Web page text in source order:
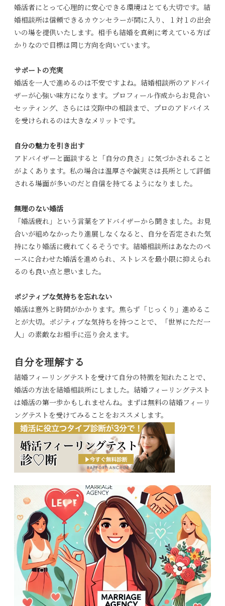
婚活者にとって心理的に安心できる環境はとても大切です。結
婚相談所は信頼できるカウンセラーが間に入り、１対１の出会
いの場を提供いたします。相手も結婚を真剣に考えている方ば
かりなので目標は同じ方向を向いています。
サポートの充実
婚活を一人で進めるのは不安ですよね。結婚相談所のアドバイ
ザーが心強い味方になります。プロフィール作成からお見合い
セッティング、さらには交際中の相談まで、プロのアドバイス
を受けられるのは大きなメリットです。
自分の魅力を引き出す
アドバイザーと面談すると「自分の良さ」に気づかされること
がよくあります。私の場合は温厚さや誠実さは長所として評価
される場面が多いのだと自信を持てるようになりました。
無理のない婚活
「婚活疲れ」という言葉をアドバイザーから聞きました。お見
合いが組めなかったり進展しなくなると、自分を否定された気
持になり婚活に疲れてくるそうです。結婚相談所はあなたのペ
ースに合わせた婚活を進められ、ストレスを最小限に抑えられ
るのも良い点と思いました。
ポジティブな気持ちを忘れない
婚活は意外と時間がかかります。焦らず「じっくり」進めるこ
とが大切。ポジティブな気持ちを持つことで、「世界にただ一
人」の素敵なお相手に巡り会えます。
自分を理解する
結婚フィーリングテストを受けて自分の特徴を知れたことで、
婚活の方法を結婚相談所にしました。結婚フィーリングテスト
は婚活の第一歩かもしれませんね。まずは無料の結婚フィーリ
ングテストを受けてみることをおススメします。